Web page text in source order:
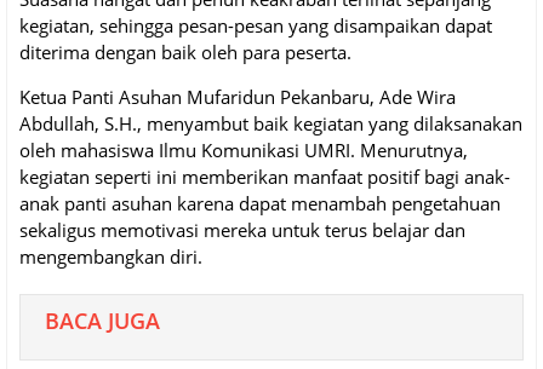
kegiatan, sehingga pesan-pesan yang disampaikan dapat
diterima dengan baik oleh para peserta.
Ketua Panti Asuhan Mufaridun Pekanbaru, Ade Wira
Abdullah, S.H., menyambut baik kegiatan yang dilaksanakan
oleh mahasiswa Ilmu Komunikasi UMRI. Menurutnya,
kegiatan seperti ini memberikan manfaat positif bagi anak-
anak panti asuhan karena dapat menambah pengetahuan
sekaligus memotivasi mereka untuk terus belajar dan
mengembangkan diri.
BACA JUGA